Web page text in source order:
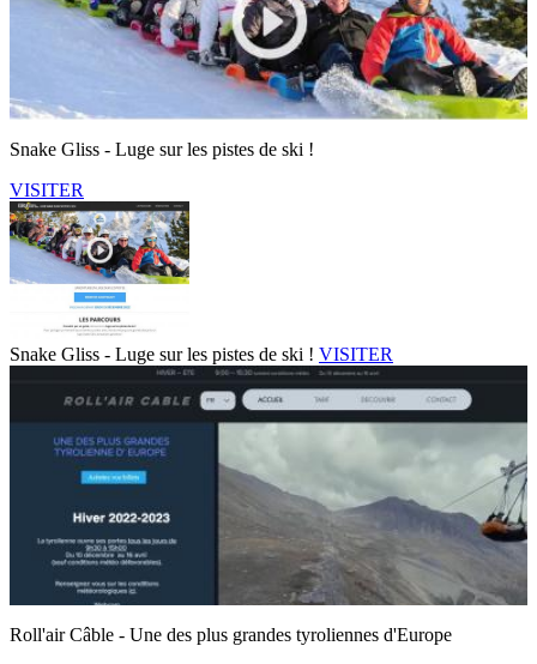
Snake Gliss - Luge sur les pistes de ski !
VISITER
Snake Gliss - Luge sur les pistes de ski ! VISITER
Roll'air Câble - Une des plus grandes tyroliennes d'Europe